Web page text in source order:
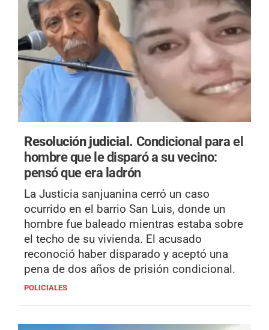
Resolución judicial. Condicional para el
hombre que le disparó a su vecino:
pensó que era ladrón
La Justicia sanjuanina cerró un caso
ocurrido en el barrio San Luis, donde un
hombre fue baleado mientras estaba sobre
el techo de su vivienda. El acusado
reconoció haber disparado y aceptó una
pena de dos años de prisión condicional.
POLICIALES